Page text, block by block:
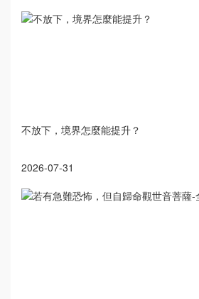
不放下，境界怎麼能提升？
2026-07-31